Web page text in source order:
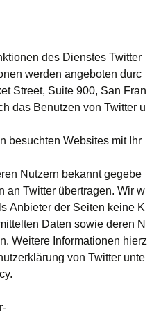
des Dienstes Twitter
werden angeboten durc
Street, Suite 900, San Fran
das Benutzen von Twitter u
besuchten Websites mit Ihr
Nutzern bekannt gegebe
an Twitter übertragen. Wir w
Anbieter der Seiten keine K
Daten sowie deren N
Weitere Informationen hierz
von Twitter unte